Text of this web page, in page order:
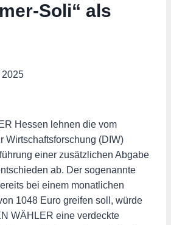
Soli“ als
2025
Hessen lehnen die vom
Wirtschaftsforschung (DIW)
einer zusätzlichen Abgabe
ab. Der sogenannte
bei einem monatlichen
1048 Euro greifen soll, würde
WÄHLER eine verdeckte